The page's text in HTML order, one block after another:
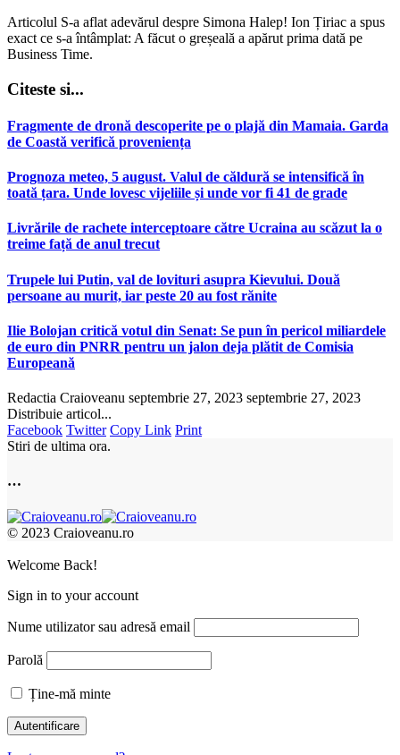
Articolul S-a aflat adevărul despre Simona Halep! Ion Țiriac a spus
exact ce s-a întâmplat: A făcut o greșeală a apărut prima dată pe
Business Time.
Citeste si...
Fragmente de dronă descoperite pe o plajă din Mamaia. Garda
de Coastă verifică proveniența
Prognoza meteo, 5 august. Valul de căldură se intensifică în
toată țara. Unde lovesc vijeliile și unde vor fi 41 de grade
Livrările de rachete interceptoare către Ucraina au scăzut la o
treime față de anul trecut
Trupele lui Putin, val de lovituri asupra Kievului. Două
persoane au murit, iar peste 20 au fost rănite
Ilie Bolojan critică votul din Senat: Se pun în pericol miliardele
de euro din PNRR pentru un jalon deja plătit de Comisia
Europeană
Redactia Craioveanu septembrie 27, 2023 septembrie 27, 2023
Distribuie articol...
Facebook Twitter Copy Link Print
Stiri de ultima ora.
…
© 2023 Craioveanu.ro
Welcome Back!
Sign in to your account
Nume utilizator sau adresă email
Parolă
Ține-mă minte